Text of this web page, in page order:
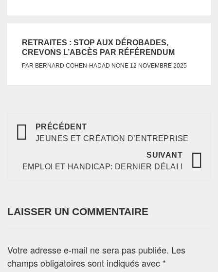
RETRAITES : STOP AUX DÉROBADES,
CREVONS L’ABCÈS PAR RÉFÉRENDUM
PAR BERNARD COHEN-HADAD NONE 12 NOVEMBRE 2025
PRÉCÉDENT
JEUNES ET CRÉATION D’ENTREPRISE
SUIVANT
EMPLOI ET HANDICAP: DERNIER DÉLAI !
LAISSER UN COMMENTAIRE
Votre adresse e-mail ne sera pas publiée. Les
champs obligatoires sont indiqués avec *